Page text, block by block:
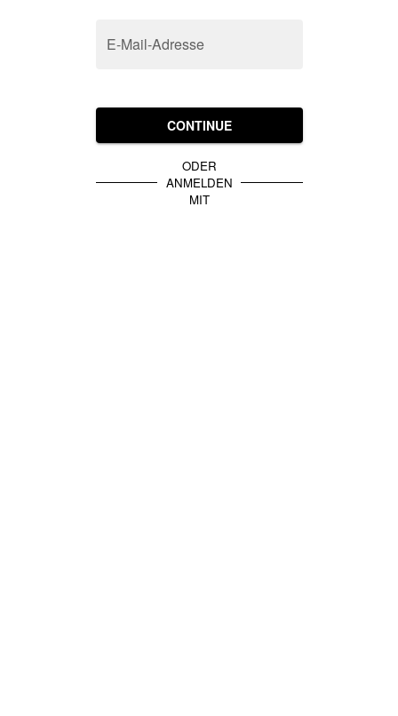
E-Mail-Adresse
CONTINUE
ODER
ANMELDEN
MIT